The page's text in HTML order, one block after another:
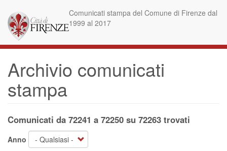
contenuto
principale
Comunicati stampa del Comune di Firenze dal
1999 al 2017
Archivio comunicati
stampa
Comunicati da 72241 a 72250 su 72263 trovati
Anno